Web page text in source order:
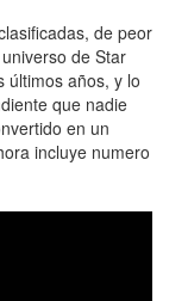
de peor
de Star
últimos años, y lo
que nadie
en un
incluye numero